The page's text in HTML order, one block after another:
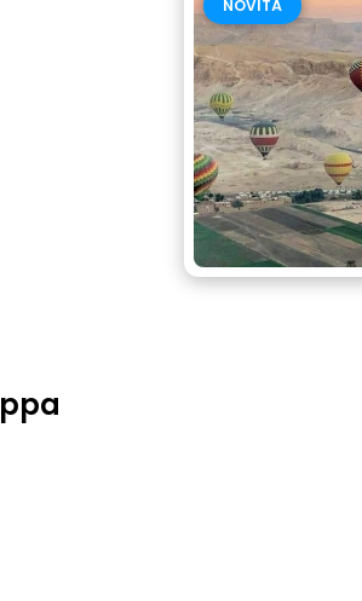
NOVITÀ